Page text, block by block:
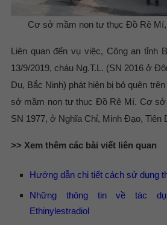
Cơ sở mầm non tư thục Đồ Rê
Liên quan đến vụ việc, Công an tỉnh
13/9/2019, cháu Ng.T.L. (SN 2016 ở
Du, Bắc Ninh) phát hiện bị bỏ quên
sở mầm non tư thục Đồ Rê Mí. Cơ
SN 1977, ở Nghĩa Chỉ, Minh Đạo, Tiên
>> Xem thêm các bài viết liên quan
Hướng dẫn chi tiết cách sử dụng
Những thông tin về tác
Ethinylestradiol